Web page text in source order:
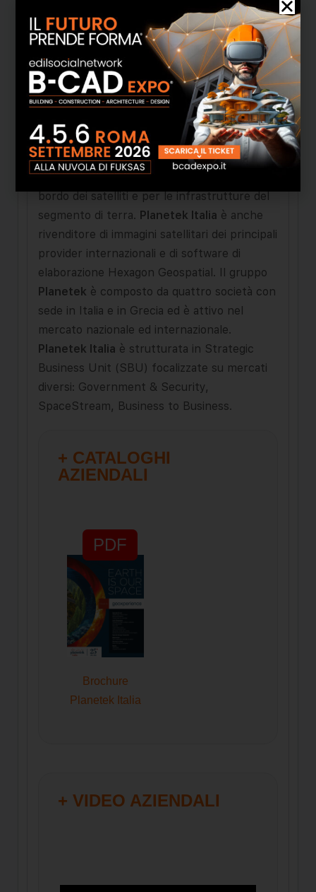
Progettazione e sviluppo di
infrastrutture di dati spaziali (SDI) per
l'archiviazione dei dati geospaziali e la loro
gestione e condivisione;-Progettazione e
sviluppo di soluzioni basate su dati di geo-
localizzazione in tempo reale, attraverso
sistemi di posizionamento, quali
GPS/Galileo/GNSS e sistemi di localizzazione
indoor;-Sviluppo di software per
l'elaborazione dei dati e delle immagini a
bordo dei satelliti e per le infrastrutture del
segmento di terra. Planetek Italia è anche
rivenditore di immagini satellitari dei principali
provider internazionali e di software di
elaborazione Hexagon Geospatial. Il gruppo
Planetek è composto da quattro società con
sede in Italia e in Grecia ed è attivo nel
mercato nazionale ed internazionale.
Planetek Italia è strutturata in Strategic
Business Unit (SBU) focalizzate su mercati
diversi: Government & Security,
SpaceStream, Business to Business.
+ CATALOGHI
AZIENDALI
PDF
Brochure
Planetek Italia
+ VIDEO AZIENDALI